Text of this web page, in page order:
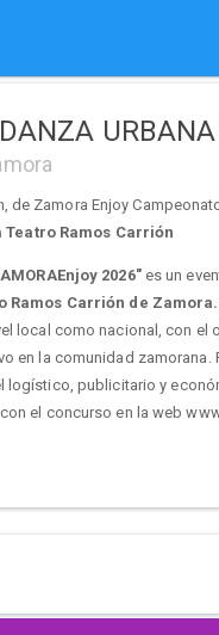
Zamora Enjoy
Teatro Ramos Carrión
2026"es un
Ramos Carrión de Zamora.
local como nacional, con el
en la comunidad zamorana.
publicitario y
el concurso en la web
asistentes en cada categoría.
para tener premios
hasta recibir el pago